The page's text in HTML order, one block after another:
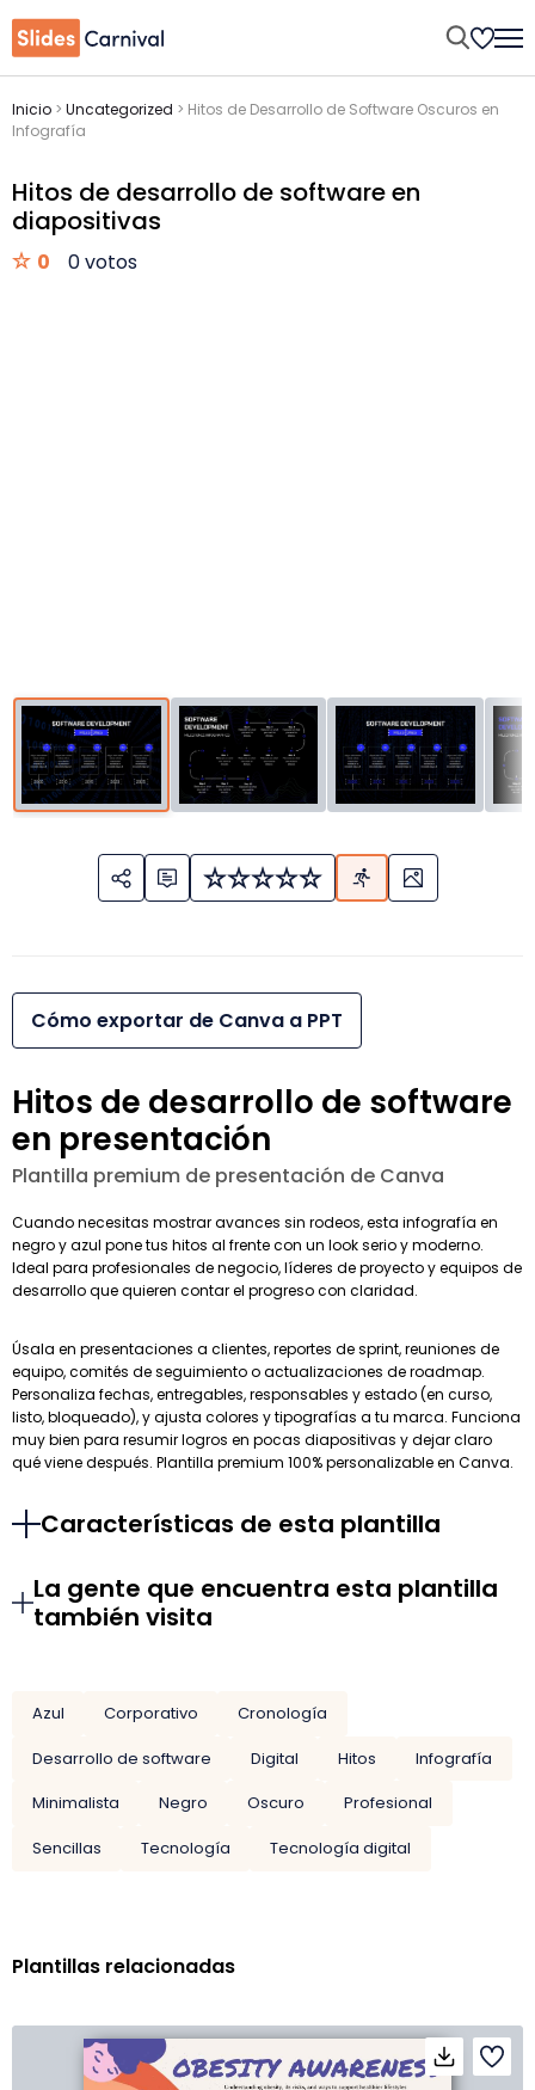
Inicio > Uncategorized > Hitos de Desarrollo de Software Oscuros en
Infografía
Hitos de desarrollo de software en
diapositivas
0 0 votos
Cómo exportar de Canva a PPT
Hitos de desarrollo de software
en presentación
Plantilla premium de presentación de Canva
Cuando necesitas mostrar avances sin rodeos, esta infografía en
negro y azul pone tus hitos al frente con un look serio y moderno.
Ideal para profesionales de negocio, líderes de proyecto y equipos de
desarrollo que quieren contar el progreso con claridad.
Úsala en presentaciones a clientes, reportes de sprint, reuniones de
equipo, comités de seguimiento o actualizaciones de roadmap.
Personaliza fechas, entregables, responsables y estado (en curso,
listo, bloqueado), y ajusta colores y tipografías a tu marca. Funciona
muy bien para resumir logros en pocas diapositivas y dejar claro
qué viene después. Plantilla premium 100% personalizable en Canva.
Características de esta plantilla
La gente que encuentra esta plantilla
también visita
Azul Corporativo
Cronología
Desarrollo de software
Digital Hitos
Infografía
Minimalista
Negro Oscuro
Profesional
Sencillas
Tecnología Tecnología digital
Plantillas relacionadas